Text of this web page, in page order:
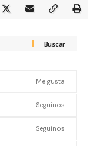
Me gusta
Seguinos
Seguinos